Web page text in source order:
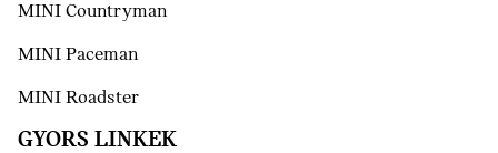
MINI Countryman
MINI Paceman
MINI Roadster
GYORS LINKEK